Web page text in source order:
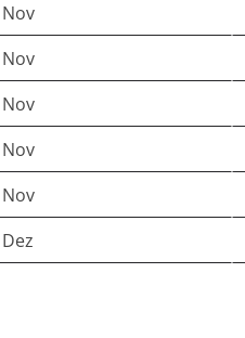
Nov
Nov
Nov
Nov
Nov
Dez